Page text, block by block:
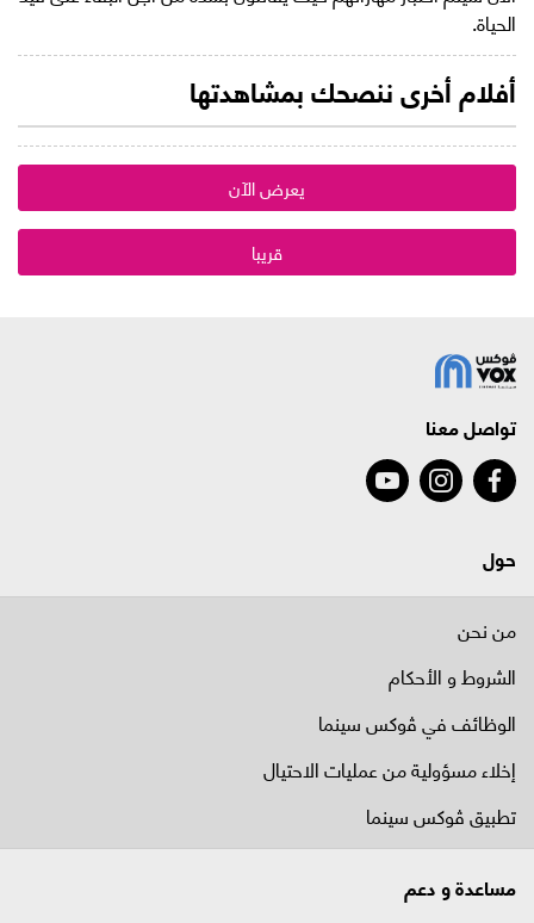
الحياة.
أفلام أخرى ننصحك بمشاهدتها
يعرض الآن
قريبا
تواصل معنا
حول
من نحن
الشروط و الأحكام
الوظائف في ﭬوكس سينما
إخلاء مسؤولية من عمليات الاحتيال
تطبيق ڤوكس سينما
مساعدة و دعم